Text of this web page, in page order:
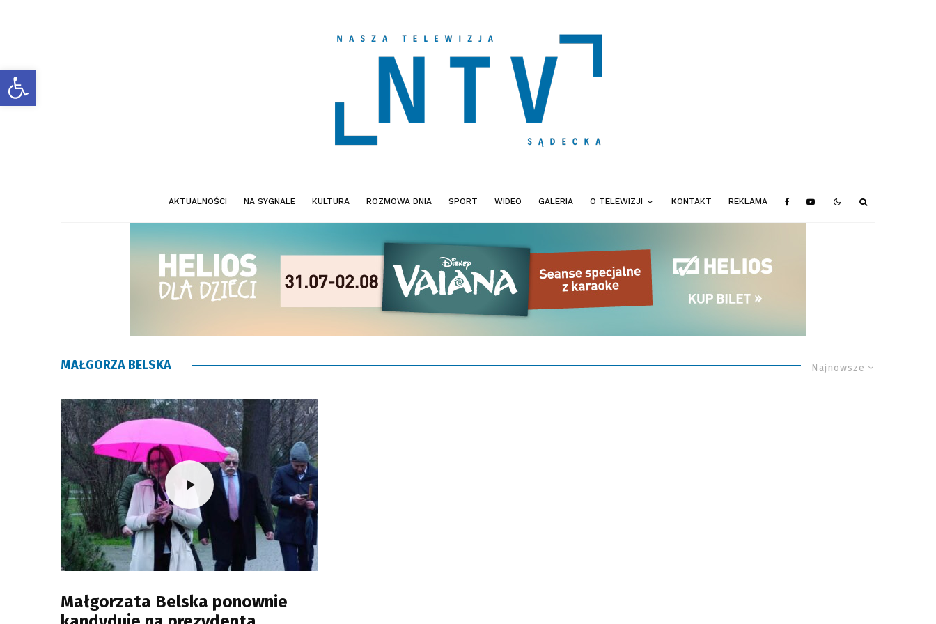
Otwórz pasek narzędzi
AKTUALNOŚCI NA SYGNALE KULTURA ROZMOWA DNIA SPORT WIDEO GALERIA O TELEWIZJI KONTAKT REKLAMA
Najnowsze
MAŁGORZA BELSKA
Małgorzata Belska ponownie